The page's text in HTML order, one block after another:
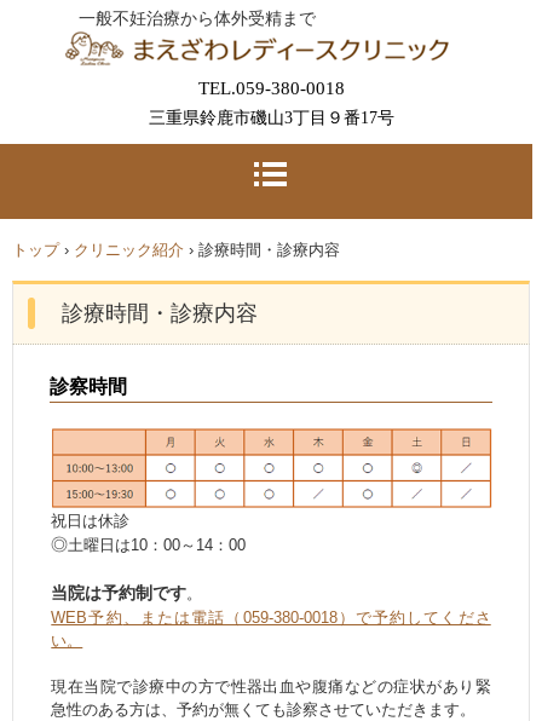
一般不妊治療から体外受精まで
TEL.059-380-0018
三重県鈴鹿市磯山3丁目９番17号
トップ › クリニック紹介 › 診療時間・診療内容
診療時間・診療内容
診察時間
祝日は休診
◎土曜日は10：00～14：00
当院は予約制です。
WEB予約 、または電話（059-380-0018）で予約してくださ
い。
現在当院で診療中の方で性器出血や腹痛などの症状があり緊
急性のある方は、予約が無くても診察させていただきます。